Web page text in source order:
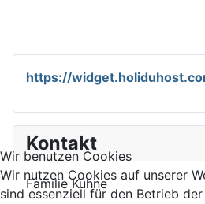
https://
Kontakt
Familie Kühne
Wir benutzen Cookies
Wir nutzen Cookies auf unserer
sind essenziell für den Betrieb